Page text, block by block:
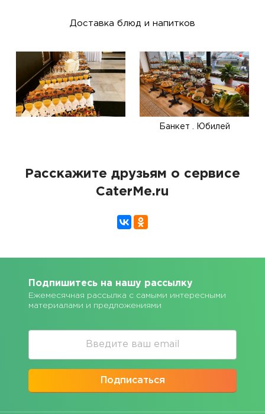
Доставка блюд и напитков
Банкет . Юбилей
Расскажите друзьям о сервисе
CaterMe.ru
Подпишитесь на нашу рассылку
Ежемесячная рассылка с самыми интересными
материалами и предложениями
Подписаться